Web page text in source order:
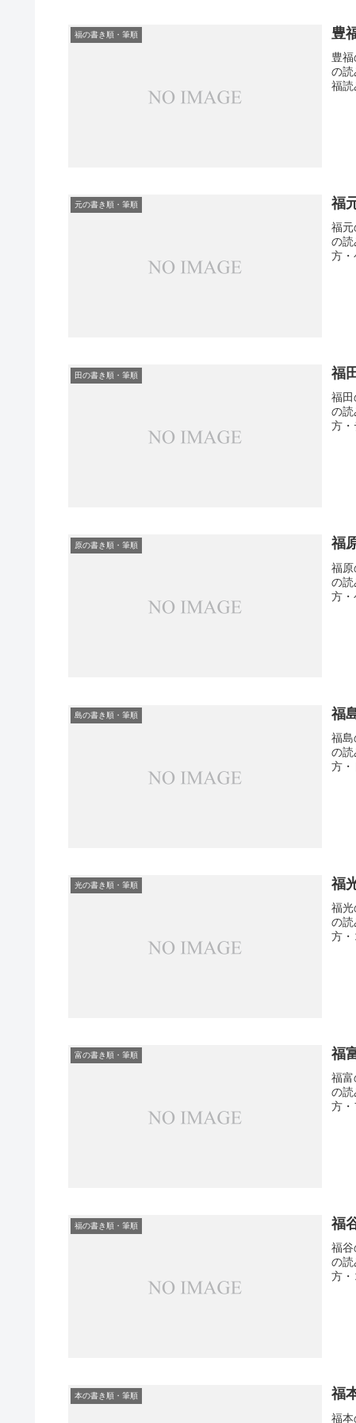
福の書き順・筆順 豊
豊
の
福
元の書き順・筆順 福
福
の
方
田の書き順・筆順 福
福
の
方
原の書き順・筆順 福
福
の
方
島の書き順・筆順 福
福
の
方
光の書き順・筆順 福
福
の
方
富の書き順・筆順 福
福
の
方
福の書き順・筆順 福
福
の
方
本の書き順・筆順 福
福